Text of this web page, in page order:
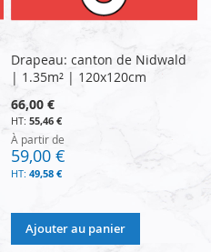
Drapeau: canton de Nidwald
| 1.35m² | 120x120cm
66,00 €
55,46 €
À partir de
59,00 €
49,58 €
Ajouter au panier